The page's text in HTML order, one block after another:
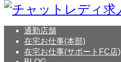
通勤店舗
在宅お仕事(本部)
在宅お仕事(サポートFC店)